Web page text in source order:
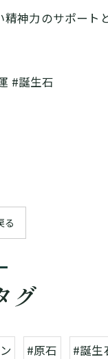
神力のサポート
#誕生石
る
グ
#原石 #誕生